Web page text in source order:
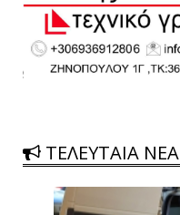
ΤΕΛΕΥΤΑΙΑ ΝΕΑ